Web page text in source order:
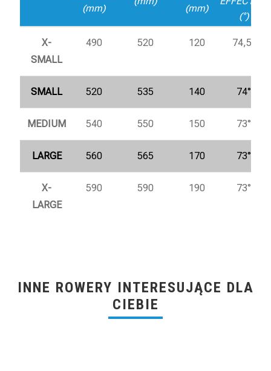
(mm)
(mm)
(°)
X-
SMALL
490 520 120 74,5°
SMALL 520 535 140 74°
MEDIUM 540 550 150 73°
LARGE 560 565 170 73°
X-
LARGE
590 590 190 73°
INNE ROWERY INTERESUJĄCE DLA
CIEBIE